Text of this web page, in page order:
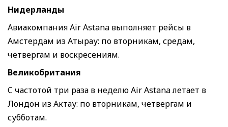
Нидерланды
Авиакомпания Air Astana выполняет рейсы в
Амстердам из Атырау: по вторникам, средам,
четвергам и воскресениям.
Великобритания
C частотой три раза в неделю Air Astana летает в
Лондон из Актау: по вторникам, четвергам и
субботам.